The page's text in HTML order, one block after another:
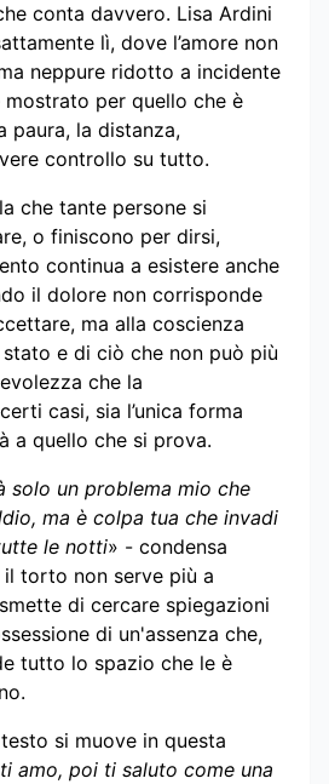
conta davvero. Lisa Ardini
lì, dove l’amore non
neppure ridotto a incidente
per quello che è
paura, la distanza,
controllo su tutto.
che tante persone si
o finiscono per dirsi,
continua a esistere anche
il dolore non corrisponde
ma alla coscienza
e di ciò che non può più
che la
casi, sia l’unica forma
a quello che si prova.
solo un problema mio che
ma è colpa tua che invadi
le notti» - condensa
torto non serve più a
di cercare spiegazioni
di un'assenza che,
tutto lo spazio che le è
si muove in questa
amo, poi ti saluto come una